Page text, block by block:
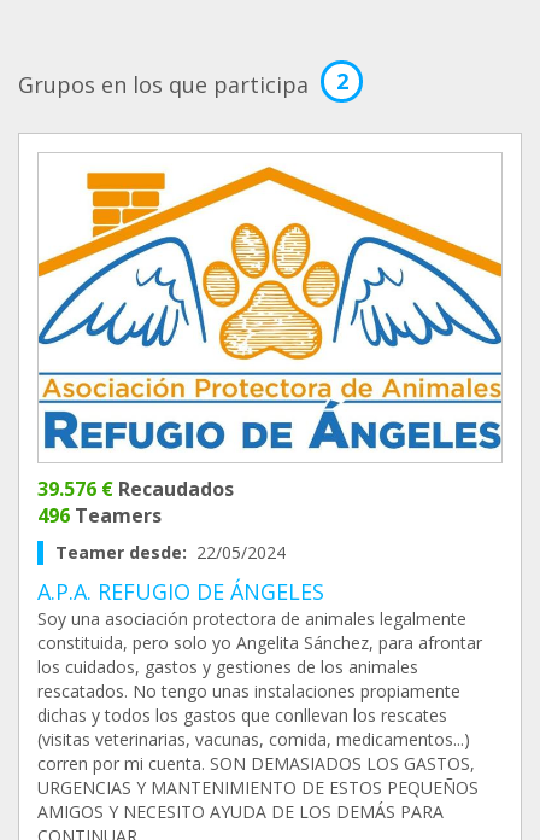
Grupos en los que participa 2
39.576 € Recaudados
496 Teamers
Teamer desde: 22/05/2024
A.P.A. REFUGIO DE ÁNGELES
Soy una asociación protectora de animales legalmente
constituida, pero solo yo Angelita Sánchez, para afrontar
los cuidados, gastos y gestiones de los animales
rescatados. No tengo unas instalaciones propiamente
dichas y todos los gastos que conllevan los rescates
(visitas veterinarias, vacunas, comida, medicamentos...)
corren por mi cuenta. SON DEMASIADOS LOS GASTOS,
URGENCIAS Y MANTENIMIENTO DE ESTOS PEQUEÑOS
AMIGOS Y NECESITO AYUDA DE LOS DEMÁS PARA